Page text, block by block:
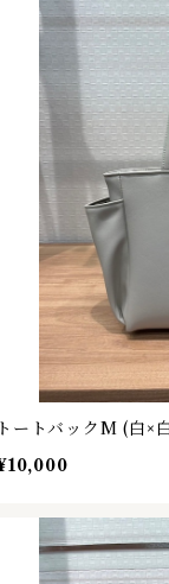
ートバックM (白×